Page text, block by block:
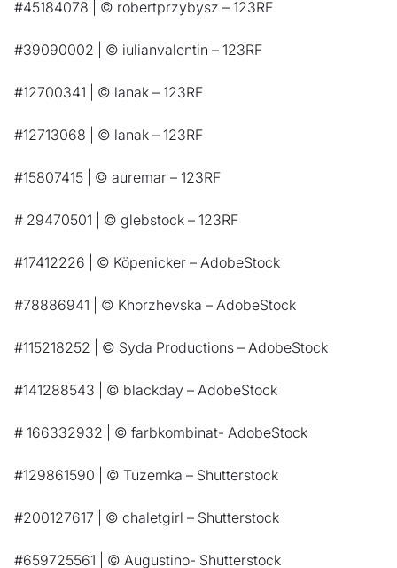
#45184078 | © robertprzybysz – 123RF
#39090002 | © iulianvalentin – 123RF
#12700341 | © lanak – 123RF
#12713068 | © lanak – 123RF
#15807415 | © auremar – 123RF
# 29470501 | © glebstock – 123RF
#17412226 | © Köpenicker – AdobeStock
#78886941 | © Khorzhevska – AdobeStock
#115218252 | © Syda Productions – AdobeStock
#141288543 | © blackday – AdobeStock
# 166332932 | © farbkombinat- AdobeStock
#129861590 | © Tuzemka – Shutterstock
#200127617 | © chaletgirl – Shutterstock
#659725561 | © Augustino- Shutterstock